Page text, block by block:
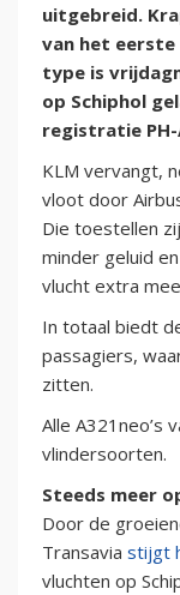
uitgebreid.
van het
type is
op Schiphol
registratie PH-
KLM vervangt,
vloot door
Die toestellen
minder geluid
vlucht extra
In totaal biedt
passagiers,
zitten.
Alle A321neo’s
vlindersoorten.
Steeds meer
Door de
Transavia stijgt
vluchten op